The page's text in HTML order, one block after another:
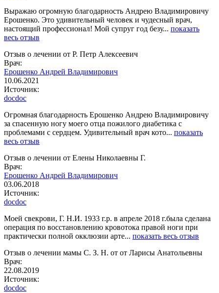
Выражаю огромную благодарность Андрею Владимировичу
Ерошенко. Это удивительный человек и чудесный врач,
настоящий профессионал! Мой супруг год безу... показать
весь отзыв
Отзыв о лечении от Р. Петр Алексеевич
Врач:
Ерошенко Андрей Владимирович
10.06.2021
Источник:
docdoc
Огромная благодарность Ерошенко Андрею Владимировичу
за спасенную ногу моего отца пожилого диабетика с
проблемами с сердцем. Удивительный врач кото... показать
весь отзыв
Отзыв о лечении от Елены Николаевны Г.
Врач:
Ерошенко Андрей Владимирович
03.06.2018
Источник:
docdoc
Моей свекрови, Г. Н.И. 1933 г.р. в апреле 2018 г.была сделана
операция по восстановлению кровотока правой ноги при
практически полной окклюзии арте... показать весь отзыв
Отзыв о лечении мамы С. З. Н. от от Ларисы Анатольевны
Врач:
22.08.2019
Источник:
docdoc